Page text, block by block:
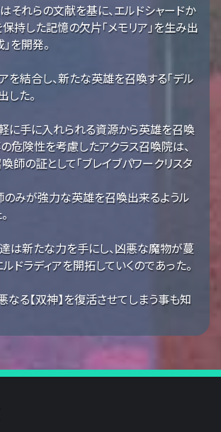
それらの文献を基に、エルドシャードか
持した記憶の欠片「メモリア」を生み出
を開発。
を結合し、新たな英雄を召喚する「デル
した。
に手に入れられる資源から英雄を召喚
危険性を考慮したアクラス召喚院は、
師の証として「ブレイブパワークリスタ
みが強力な英雄を召喚出来るようル
は新たな力を手にし、凶悪な魔物が蔓
ドラディアを開拓していくのであった。
なる【双神】を復活させてしまう事も知